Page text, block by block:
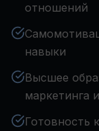
отношений
навыки
Высшее
маркетинга
Готовность